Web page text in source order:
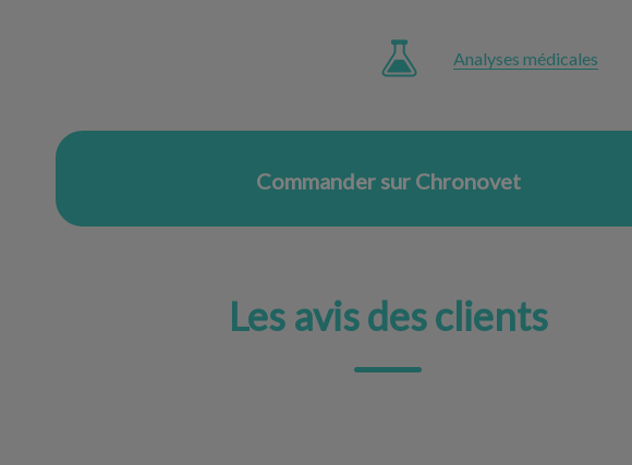
Analyses médicales
Commander sur Chronovet
Les avis des clients